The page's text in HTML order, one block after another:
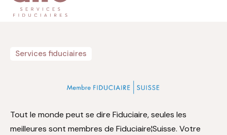
Comptabilité
Fiscalité
Services fiduciaires
Tout le monde peut se dire Fiduciaire, seules les
meilleures sont membres de Fiduciaire¦Suisse. Votre